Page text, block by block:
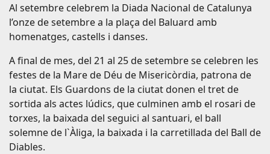
Al setembre celebrem la Diada Nacional de Catalunya
l’onze de setembre a la plaça del Baluard amb
homenatges, castells i danses.
A final de mes, del 21 al 25 de setembre se celebren les
festes de la Mare de Déu de Misericòrdia, patrona de
la ciutat. Els Guardons de la ciutat donen el tret de
sortida als actes lúdics, que culminen amb el rosari de
torxes, la baixada del seguici al santuari, el ball
solemne de l`Àliga, la baixada i la carretillada del Ball de
Diables.